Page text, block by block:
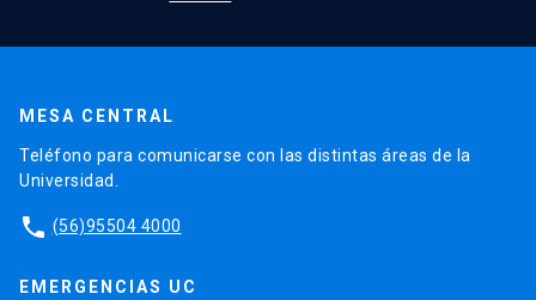
MESA CENTRAL
Teléfono para comunicarse con las distintas áreas de la
Universidad.
phone (56)95504 4000
EMERGENCIAS UC